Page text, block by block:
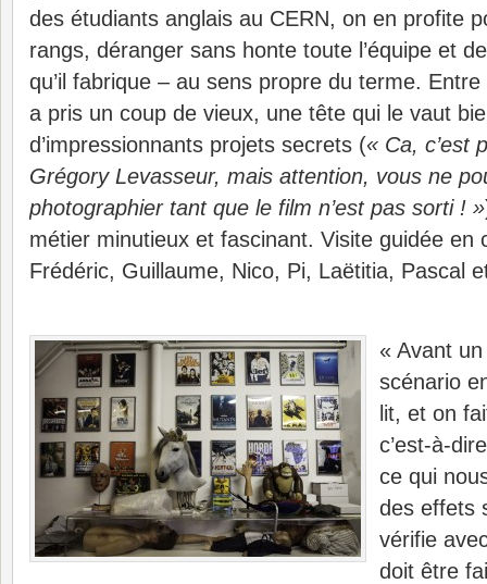
des étudiants anglais au CERN, on en profite
rangs, déranger sans honte toute l’équipe et
qu’il fabrique – au sens propre du terme.
a pris un coup de vieux, une tête qui le vaut
d’impressionnants projets secrets (« Ca, c’est
Grégory Levasseur, mais attention, vous ne
photographier tant que le film n’est pas sorti ! »
métier minutieux et fascinant. Visite guidée en
Frédéric, Guillaume, Nico, Pi, Laëtitia, Pascal
« Avant
scénario
lit, et on
c’est-à-
ce qui
des effets
vérifie
doit être